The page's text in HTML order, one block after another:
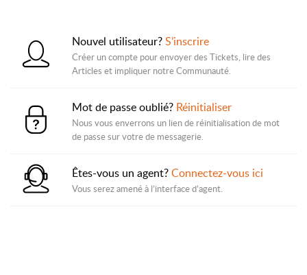
Nouvel utilisateur?S’inscrire
Créer un compte pour envoyer des Tickets, lire des
Articles et impliquer notre Communauté.
Mot de passe oublié? Réinitialiser
Nous vous enverrons un lien de réinitialisation de mot
de passe sur votre de messagerie.
Êtes-vous un agent?Connectez-vous ici
Vous serez amené à l’interface d’agent.